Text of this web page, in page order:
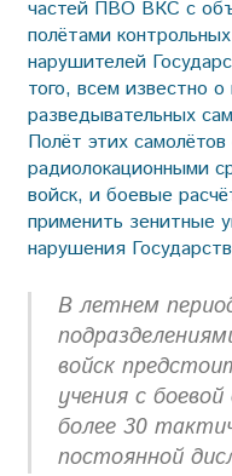
частей ПВО ВКС с
полётами
нарушителей
того, всем известно
разведывательных
Полёт этих
радиолокационными
войск, и боевые
применить зенитные
нарушения
В летнем
войск
учения с
более 30
постоянной